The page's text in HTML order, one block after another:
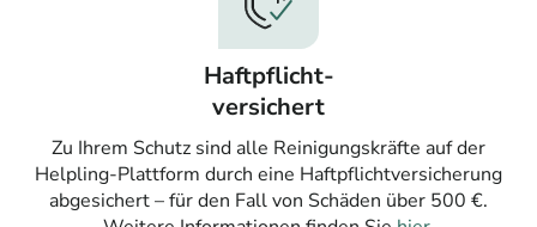
Haftpflicht-
versichert
Zu Ihrem Schutz sind alle Reinigungskräfte auf der
Helpling-Plattform durch eine Haftpflichtversicherung
abgesichert – für den Fall von Schäden über 500 €.